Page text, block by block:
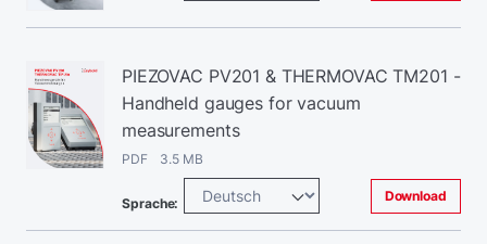
PIEZOVAC PV201 & THERMOVAC TM201 -
Handheld gauges for vacuum
measurements
PDF 3.5 MB
Sprache: Download